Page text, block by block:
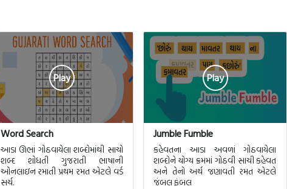
Play
Word Search
આડા ઊભાં ગોઠવાયેલા શબ્દોમાંથી સાચો
શબ્દ શોધતી ગુજરાતી ભાષાની
ઓનલાઇન રમાતી પ્રથમ રમત એટલે વર્ડ
સર્ચ.
Play
Jumble Fumble
કહેવતના આડા અવળાં ગોઠવાયેલા
શબ્દોને યોગ્ય ક્રમમાં ગોઠવી સાચી કહેવત
અને તેનો અર્થ જણાવતી રમત એટલે
જંબલ ફંબલ